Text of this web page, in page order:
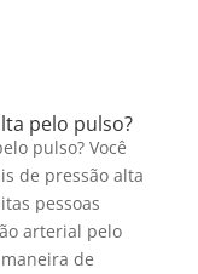
pelo pulso?
pulso? Você
de pressão alta
pessoas
arterial pelo
de